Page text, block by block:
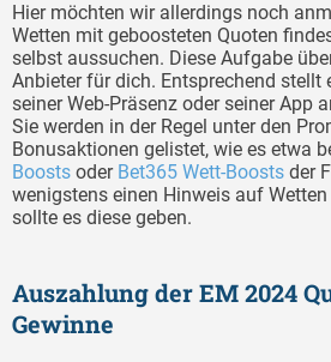
Hier möchten wir allerdings noch
Wetten mit geboosteten Quoten
selbst aussuchen. Diese Aufgabe
Anbieter für dich. Entsprechend stellt
seiner Web-Präsenz oder seiner App
Sie werden in der Regel unter den
Bonusaktionen gelistet, wie es etwa
Boosts oder Bet365 Wett-Boosts der
wenigstens einen Hinweis auf
sollte es diese geben.
Auszahlung der EM 2024
Gewinne